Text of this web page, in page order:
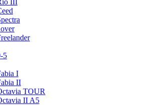
III
5
I
II
TOUR
II A5